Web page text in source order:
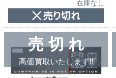
在庫なし
売 切 れ
高価買取いたします!!